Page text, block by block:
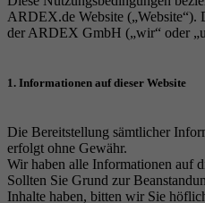
ARDEX.de Website („Website“).
der ARDEX GmbH („wir“ oder
1. Informationen auf dieser Website
Die Bereitstellung sämtlicher
erfolgt ohne Gewähr.
Wir haben alle Informationen auf
Sollten Sie Grund zur
Inhalte haben, bitten wir Sie
Laufzeit 1 Jahr
Name __cf_bm
Anbieter .myfonts.net
Zweck
Cookie von
erweiterten
Anbieter Google
Laufzeit 1 Tag
Zweck Google Maps Karte